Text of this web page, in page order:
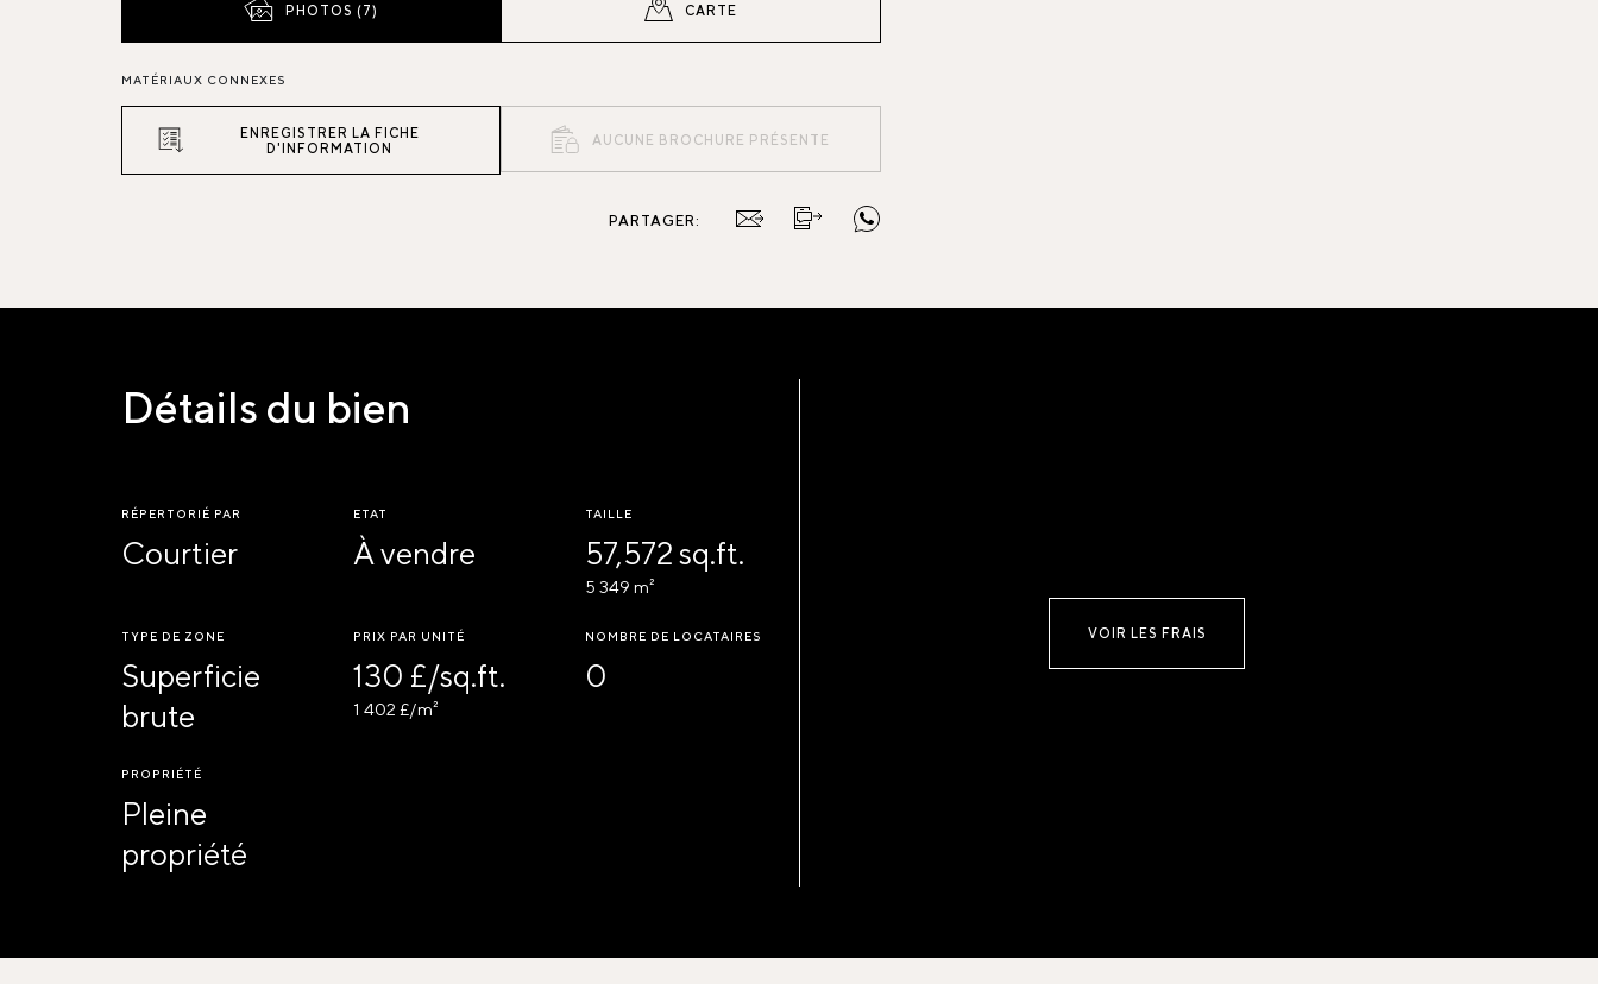
PHOTOS (7) CARTE
MATÉRIAUX CONNEXES
ENREGISTRER LA FICHE
D'INFORMATION
AUCUNE BROCHURE PRÉSENTE
PARTAGER:
Détails du bien
RÉPERTORIÉ PAR
Courtier
ETAT
À vendre
TAILLE
57,572 sq.ft.
5 349 m²
TYPE DE ZONE
Superficie
brute
PRIX PAR UNITÉ
130 £/sq.ft.
1 402 £/m²
NOMBRE DE LOCATAIRES
0
PROPRIÉTÉ
Pleine
propriété
VOIR LES FRAIS